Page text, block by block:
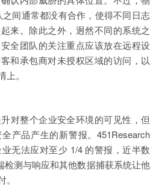
间通常都没有合作，使得不同日志
来。除此之外，迥然不同的系统之
全团队的关注重点应该放在远程设
和承包商对未授权区域的访问，以
。
对整个企业安全环境的可见性，但
产品产生的新警报。451Research
无法应对至少 1/4 的警报，近半数
检测与响应和其他数据捕获系统让他